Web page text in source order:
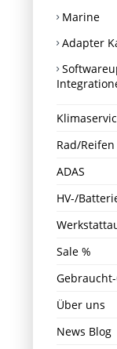
Marine
Adapter
Rad/Reifen
ADAS
HV-/
Sale %
Über uns
News Blog